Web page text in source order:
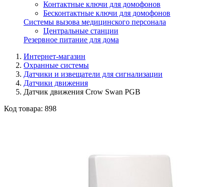
Контактные ключи для домофонов
Бесконтактные ключи для домофонов
Системы вызова медицинского персонала
Центральные станции
Резервное питание для дома
Интернет-магазин
Охранные системы
Датчики и извещатели для сигнализации
Датчики движения
Датчик движения Crow Swan PGB
Код товара: 898